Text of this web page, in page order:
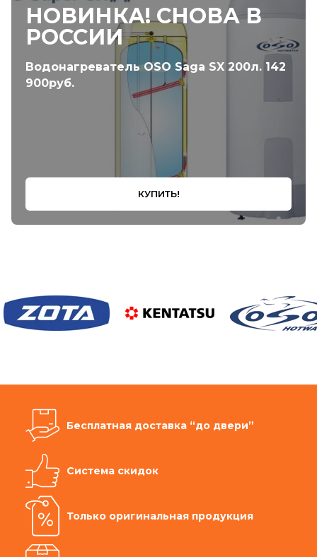
НОВИНКА! СНОВА В
РОССИИ
Водонагреватель OSO Saga SX 200л. 142
900руб.
КУПИТЬ!
Бесплатная доставка “до двери”
Система скидок
Только оригинальная продукция